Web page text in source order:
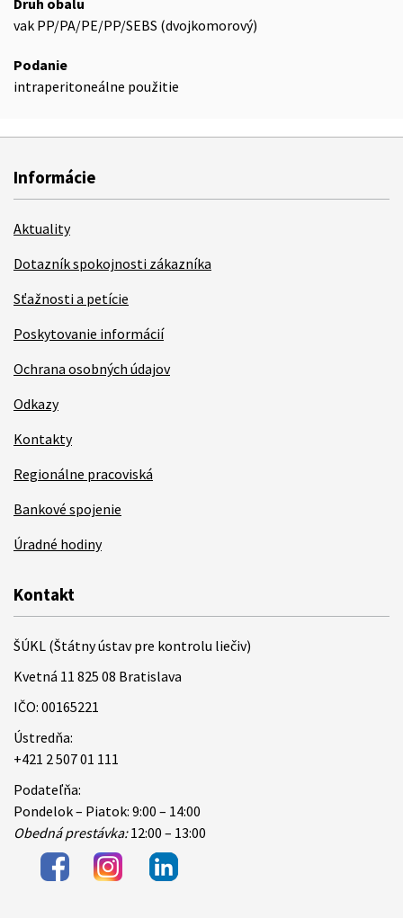
Druh obalu
vak PP/PA/PE/PP/SEBS (dvojkomorový)
Podanie
intraperitoneálne použitie
Informácie
Aktuality
Dotazník spokojnosti zákazníka
Sťažnosti a petície
Poskytovanie informácií
Ochrana osobných údajov
Odkazy
Kontakty
Regionálne pracoviská
Bankové spojenie
Úradné hodiny
Kontakt
ŠÚKL (Štátny ústav pre kontrolu liečiv)
Kvetná 11 825 08 Bratislava
IČO: 00165221
Ústredňa:
+421 2 507 01 111
Podateľňa:
Pondelok – Piatok: 9:00 – 14:00
Obedná prestávka:12:00 – 13:00